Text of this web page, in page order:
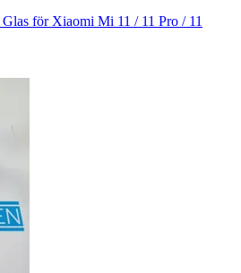
för Xiaomi Mi 11 / 11 Pro / 11